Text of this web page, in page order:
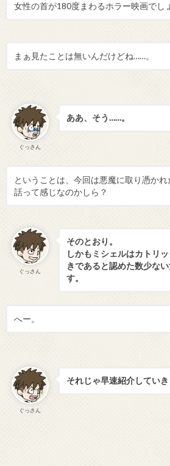
女性の首が180度まわるホラー映画でし
まぁ見たことは無いんだけどね……。
ぐっさん
ああ、そう……。
ということは、今回は悪魔に取り憑かれ
話って感じなのかしら？
ぐっさん
そのとおり。
しかもミシェルはカトリ
きであると認めた数少な
す。
へー。
ぐっさん
それじゃ早速紹介していき